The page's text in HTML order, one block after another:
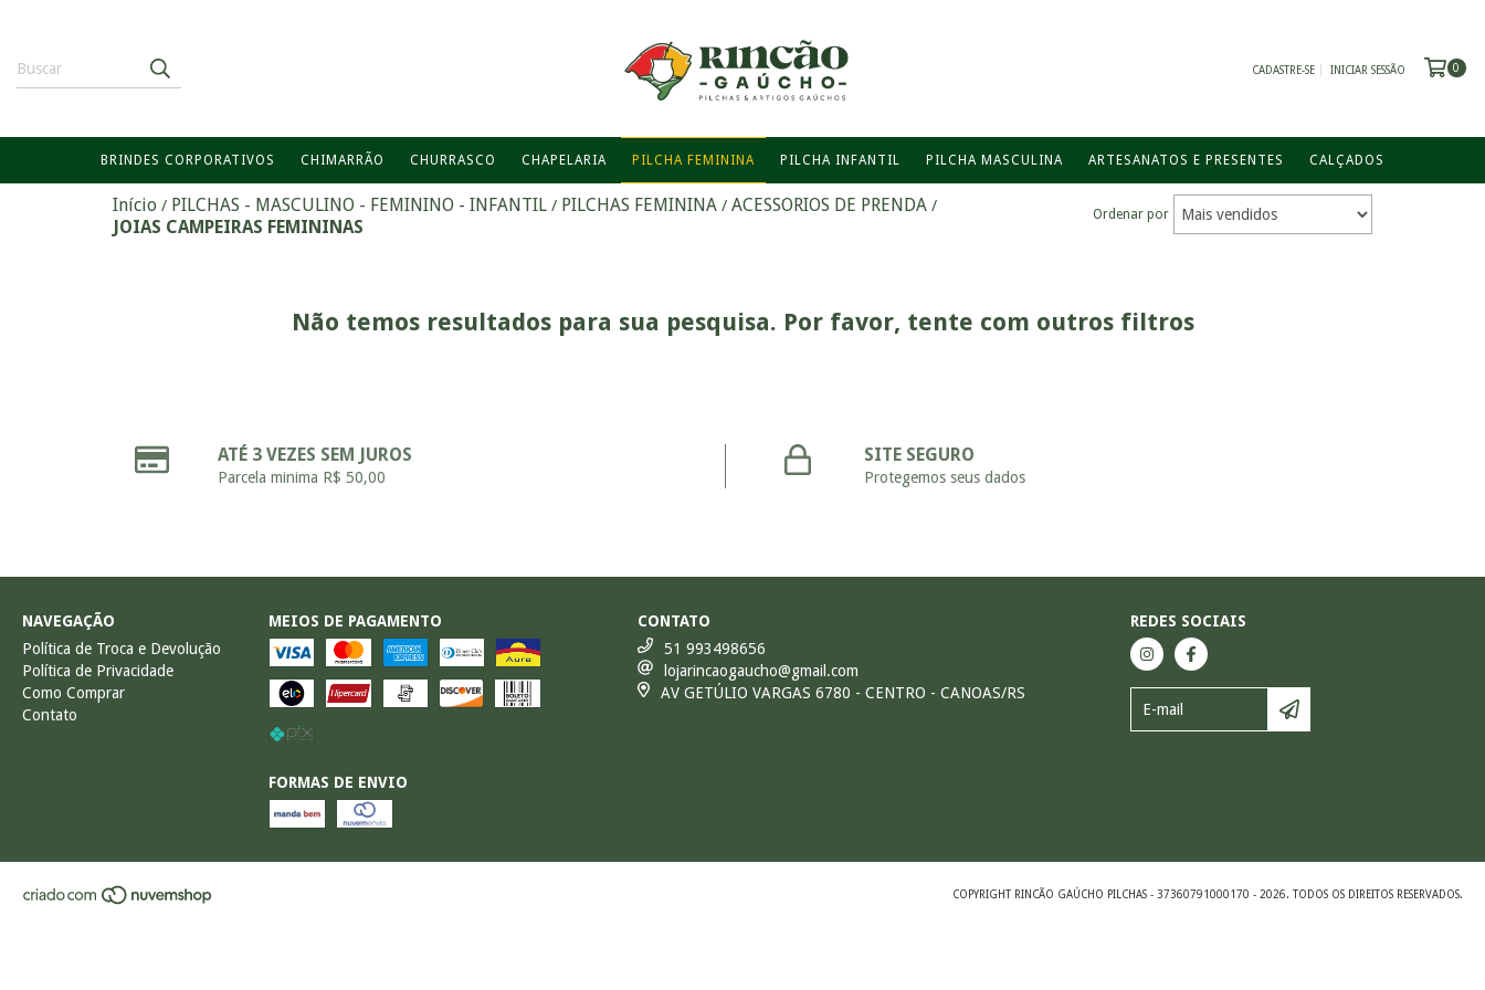
CADASTRE-SE INICIAR SESSÃO 0
BRINDES CORPORATIVOS CHIMARRÃO CHURRASCO CHAPELARIA PILCHA FEMININA PILCHA INFANTIL PILCHA MASCULINA ARTESANATOS E PRESENTES CALÇADOS
Início / PILCHAS - MASCULINO - FEMININO - INFANTIL / PILCHAS FEMININA / ACESSORIOS DE PRENDA /
JOIAS CAMPEIRAS FEMININAS
Ordenar por
Não temos resultados para sua pesquisa. Por favor, tente com outros filtros
ATÉ 3 VEZES SEM JUROS
Parcela minima R$ 50,00
SITE SEGURO
Protegemos seus dados
NAVEGAÇÃO
Política de Troca e Devolução
Política de Privacidade
Como Comprar
Contato
MEIOS DE PAGAMENTO
FORMAS DE ENVIO
CONTATO
51 993498656
lojarincaogaucho@gmail.com
AV GETÚLIO VARGAS 6780 - CENTRO - CANOAS/RS
REDES SOCIAIS
COPYRIGHT RINCÃO GAÚCHO PILCHAS - 37360791000170 - 2026. TODOS OS DIREITOS RESERVADOS.